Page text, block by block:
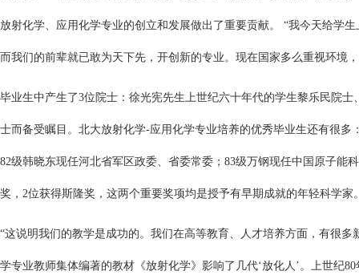
放射化学、应用化学专业的创立和发展做出了重要贡献。 “我今天给学
而我们的前辈就已敢为天下先，开创新的专业。现在国家多么重视环境
毕业生中产生了3位院士：徐光宪先生上世纪六十年代的学生黎乐民院
士而备受瞩目。北大放射化学-应用化学专业培养的优秀毕业生还有很
82级韩晓东现任河北省军区政委、省委常委；83级万钢现任中国原子
奖，2位获得斯隆奖，这两个重要奖项均是授予有早期成就的年轻科学
“这说明我们的教学是成功的。我们在高等教育、人才培养方面，有很
学专业教师集体编著的教材《放射化学》影响了几代‘放化人’。上世纪